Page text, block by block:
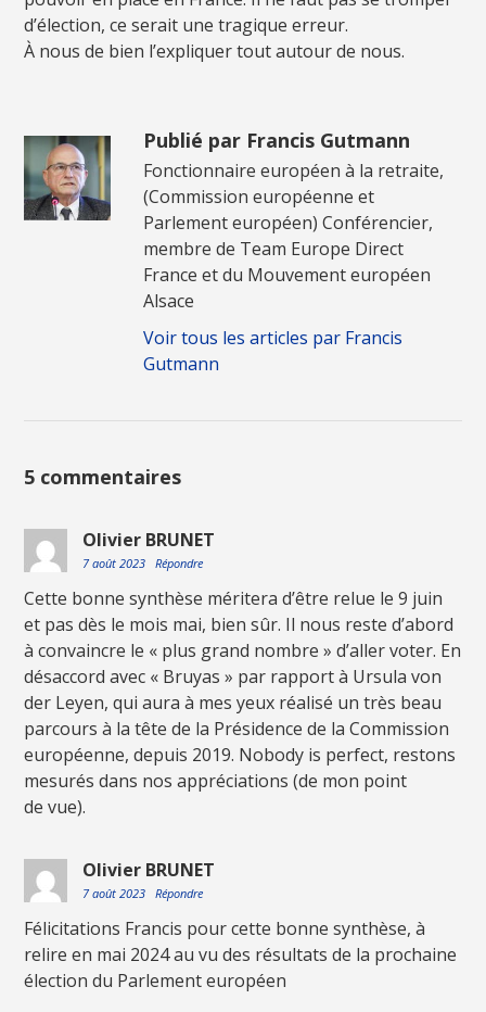
d’élection, ce serait une tragique erreur.
À nous de bien l’expliquer tout autour de nous.
Publié par Francis Gutmann
Fonctionnaire européen à la retraite,
(Commission européenne et
Parlement européen) Conférencier,
membre de Team Europe Direct
France et du Mouvement européen
Alsace
Voir tous les articles par Francis
Gutmann
5 commentaires
Olivier BRUNET
7 août 2023 Répondre
Cette bonne synthèse méritera d’être relue le 9 juin
et pas dès le mois mai, bien sûr. Il nous reste d’abord
à convaincre le « plus grand nombre » d’aller voter. En
désaccord avec « Bruyas » par rapport à Ursula von
der Leyen, qui aura à mes yeux réalisé un très beau
parcours à la tête de la Présidence de la Commission
européenne, depuis 2019. Nobody is perfect, restons
mesurés dans nos appréciations (de mon point
de vue).
Olivier BRUNET
7 août 2023 Répondre
Félicitations Francis pour cette bonne synthèse, à
relire en mai 2024 au vu des résultats de la prochaine
élection du Parlement européen